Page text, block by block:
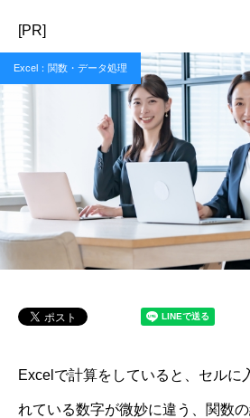
[PR]
Excel：関数・データ処理
Excelで計算をしていると、セルに
れている数字が微妙に違う、関数